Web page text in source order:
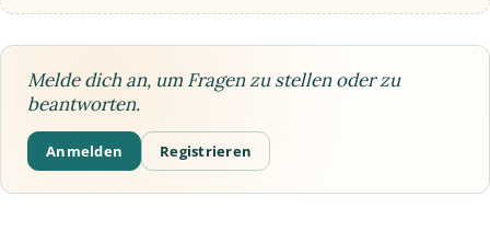
Melde dich an, um Fragen zu stellen oder zu
beantworten.
Anmelden Registrieren